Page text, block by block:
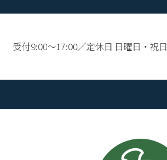
受付9:00〜17:00／定休日 日曜日・祝日